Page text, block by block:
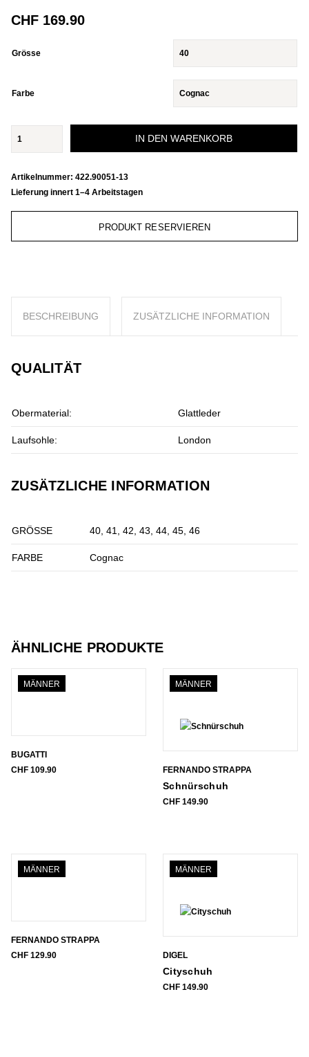
CHF 169.90
Grösse
Farbe
Anzahl
IN DEN WARENKORB
Artikelnummer: 422.90051-13
Lieferung innert 1–4 Arbeitstagen
PRODUKT RESERVIEREN
BESCHREIBUNG ZUSÄTZLICHE INFORMATION
QUALITÄT
Obermaterial: Glattleder
Laufsohle: London
ZUSÄTZLICHE INFORMATION
GRÖSSE 40, 41, 42, 43, 44, 45, 46
FARBE Cognac
ÄHNLICHE PRODUKTE
MÄNNER
BUGATTI
CHF 109.90
MÄNNER
FERNANDO STRAPPA
Schnürschuh
CHF 149.90
MÄNNER
FERNANDO STRAPPA
CHF 129.90
MÄNNER
DIGEL
Cityschuh
CHF 149.90